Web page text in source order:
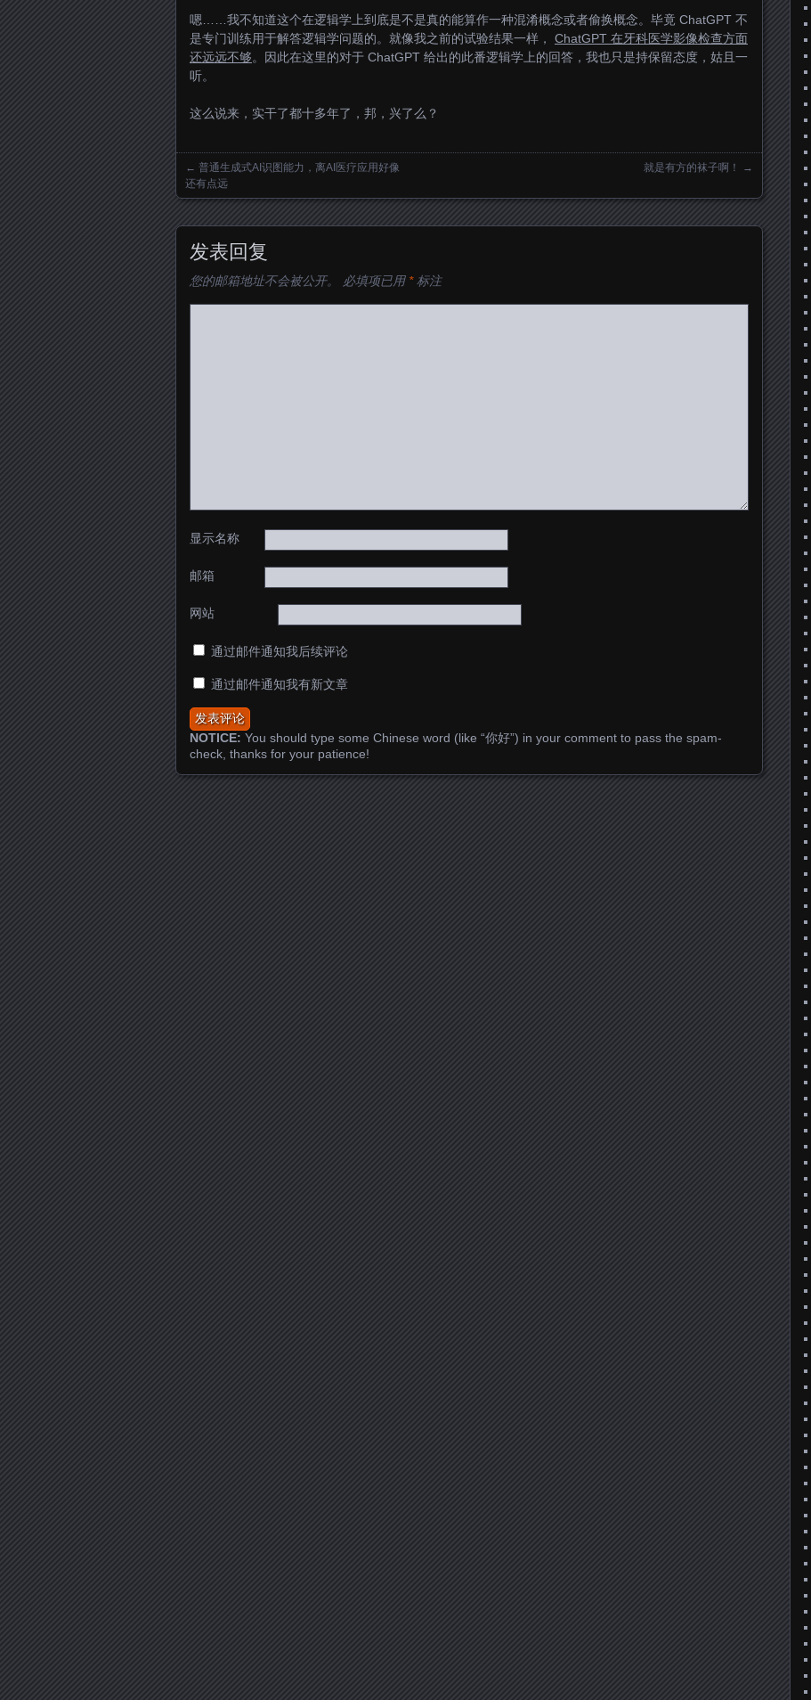
嗯……我不知道这个在逻辑学上到底是不是真的能算作一种混淆概念或者偷换概念。毕竟 ChatGPT 不
是专门训练用于解答逻辑学问题的。就像我之前的试验结果一样， ChatGPT 在牙科医学影像检查方面
还远远不够。因此在这里的对于 ChatGPT 给出的此番逻辑学上的回答，我也只是持保留态度，姑且一
听。
这么说来，实干了都十多年了，邦，兴了么？
Posts navigation
← 普通生成式AI识图能力，离AI医疗应用好像
还有点远
就是有方的袜子啊！ →
发表回复
您的邮箱地址不会被公开。 必填项已用 *标注
显示名称
邮箱
网站
通过邮件通知我后续评论
通过邮件通知我有新文章
NOTICE: You should type some Chinese word (like “你好”) in your comment to pass the spam-
check, thanks for your patience!